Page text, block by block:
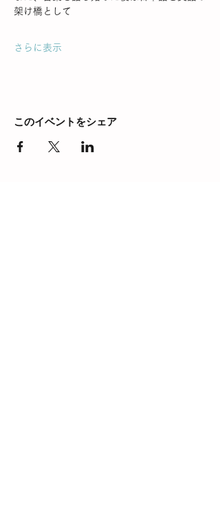
架け橋として
さらに表示
このイベントをシェア